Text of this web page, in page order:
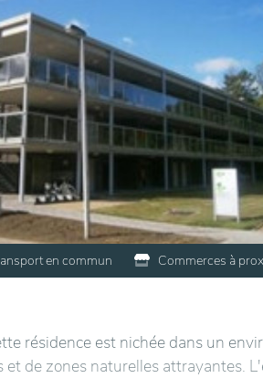
en commun Commerces à
résidence est nichée dans un
et de zones naturelles attrayantes.